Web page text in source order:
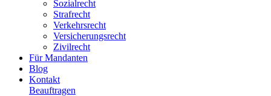
Sozialrecht
Strafrecht
Verkehrsrecht
Versicherungsrecht
Zivilrecht
Für Mandanten
Blog
Kontakt
Beauftragen